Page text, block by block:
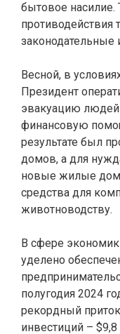
бытовое насилие.
противодействия
законодательные
Весной, в
Президент
эвакуацию людей
финансовую
результате был
домов, а для
новые жилые
средства для
животноводству.
В сфере
уделено
полугодия 2024
рекордный
инвестиций –